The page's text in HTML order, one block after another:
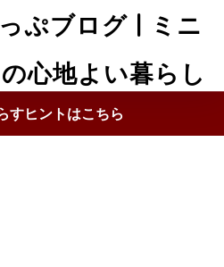
ぷブログ | ミニ
心地よい暮らし
すヒントはこちら